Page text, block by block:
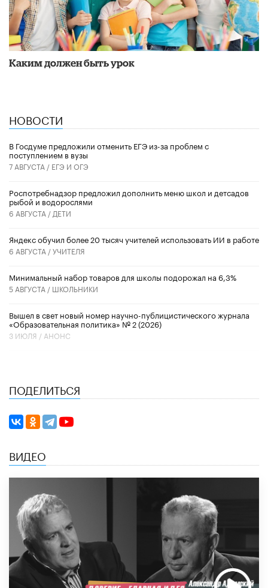
Каким должен быть урок
НОВОСТИ
В Госдуме предложили отменить ЕГЭ из-за проблем с
поступлением в вузы
7 АВГУСТА / ЕГЭ И ОГЭ
Роспотребнадзор предложил дополнить меню школ и детсадов
рыбой и водорослями
6 АВГУСТА / ДЕТИ
​Яндекс обучил более 20 тысяч учителей использовать ИИ в работе
6 АВГУСТА /УЧИТЕЛЯ
Минимальный набор товаров для школы подорожал на 6,3%
5 АВГУСТА / ШКОЛЬНИКИ
Вышел в свет новый номер научно-публицистического журнала
«Образовательная политика» № 2 (2026)
3 ИЮЛЯ / АНОНС
ПОДЕЛИТЬСЯ
ВИДЕО